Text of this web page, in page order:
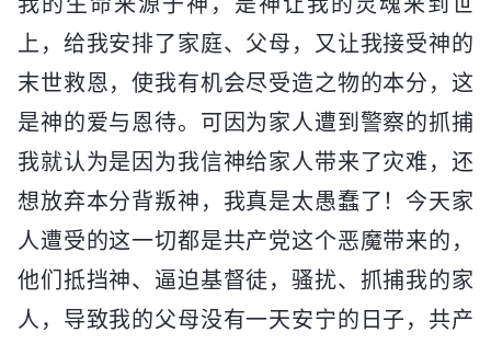
上，给我安排了家庭、父母，又让我接受神的
末世救恩，使我有机会尽受造之物的本分，这
是神的爱与恩待。可因为家人遭到警察的抓捕
我就认为是因为我信神给家人带来了灾难，还
想放弃本分背叛神，我真是太愚蠢了！今天家
人遭受的这一切都是共产党这个恶魔带来的，
他们抵挡神、逼迫基督徒，骚扰、抓捕我的家
人，导致我的父母没有一天安宁的日子，共产